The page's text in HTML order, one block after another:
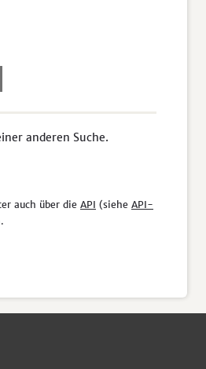
anderen Suche.
auch über die API (siehe API-